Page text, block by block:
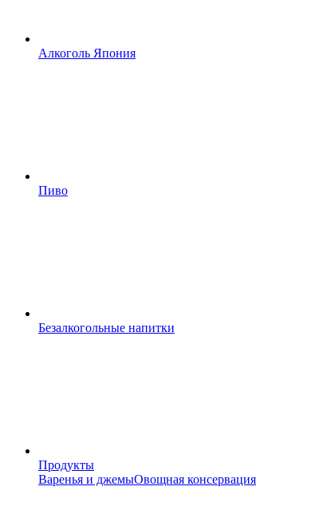
Алкоголь Япония
Пиво
Безалкогольные напитки
Продукты
Варенья и джемыОвощная консервация